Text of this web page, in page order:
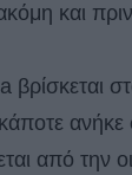
και πριν
βρίσκεται
ανήκε
από την